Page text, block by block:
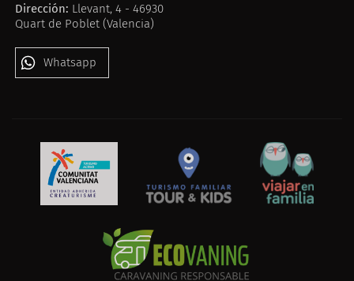
Dirección: Llevant, 4 - 46930
Quart de Poblet (Valencia)
Whatsapp